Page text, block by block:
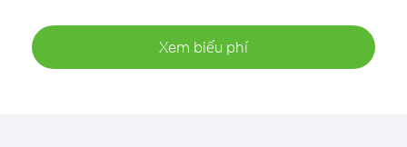
Xem biểu phí